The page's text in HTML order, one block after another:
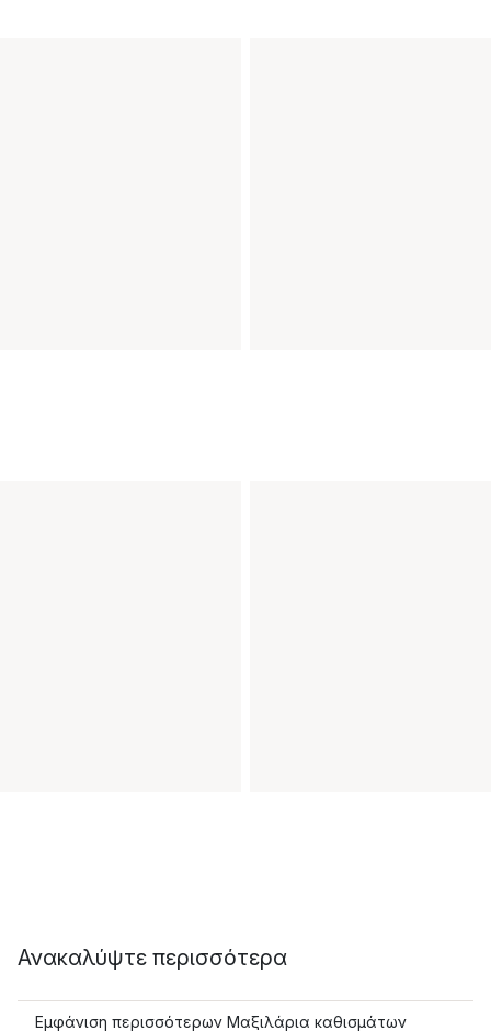
Ανακαλύψτε περισσότερα
Εμφάνιση περισσότερων Μαξιλάρια καθισμάτων